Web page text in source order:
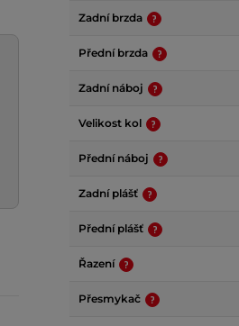
Zadní brzda
Přední brzda
Zadní náboj
Velikost kol
Přední náboj
Zadní plášť
Přední plášť
Řazení
Přesmykač